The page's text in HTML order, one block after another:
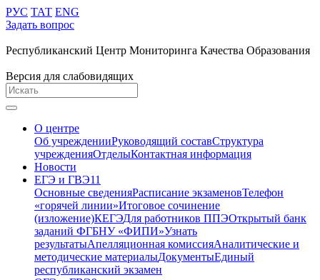
РУС ТАТ ENG
Задать вопрос
Республиканский Центр Мониторинга Качества Образования
Версия для слабовидящих
О центре
Об учрежденииРуководящий составСтруктура
учрежденияОтделыКонтактная информация
Новости
ЕГЭ и ГВЭ11
Основные сведенияРасписание экзаменовТелефон
«горячей линии»Итоговое сочинение
(изложение)КЕГЭДля работников ППЭОткрытый банк
заданий ФГБНУ «ФИПИ»Узнать
результатыАпелляционная комиссияАналитические и
методические материалыДокументыЕдиный
республиканский экзамен